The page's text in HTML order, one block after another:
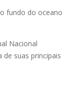
fundo do oceano
Nacional
suas principais